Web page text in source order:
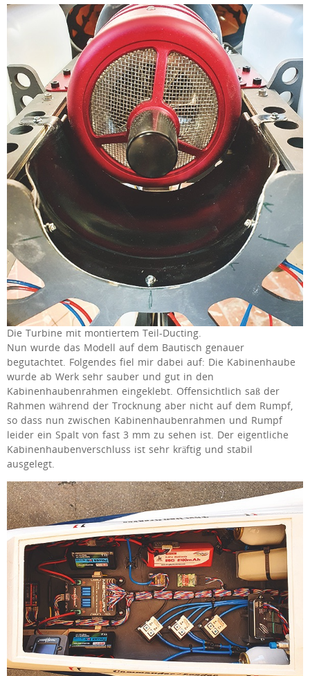
Die Turbine mit montiertem Teil-Ducting.
Nun wurde das Modell auf dem Bautisch genauer
begutachtet. Folgendes fiel mir dabei auf: Die Kabinenhaube
wurde ab Werk sehr sauber und gut in den
Kabinenhaubenrahmen eingeklebt. Offensichtlich saß der
Rahmen während der Trocknung aber nicht auf dem Rumpf,
so dass nun zwischen Kabinenhaubenrahmen und Rumpf
leider ein Spalt von fast 3 mm zu sehen ist. Der eigentliche
Kabinenhaubenverschluss ist sehr kräftig und stabil
ausgelegt.